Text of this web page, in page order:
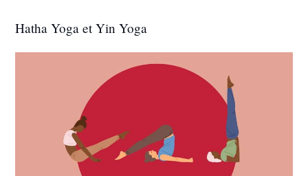
Hatha Yoga et Yin Yoga